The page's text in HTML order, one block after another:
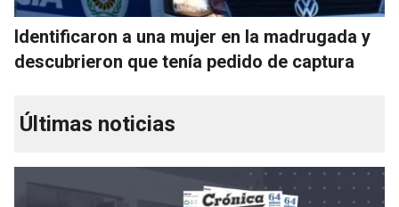
Identificaron a una mujer en la madrugada y
descubrieron que tenía pedido de captura
Últimas noticias